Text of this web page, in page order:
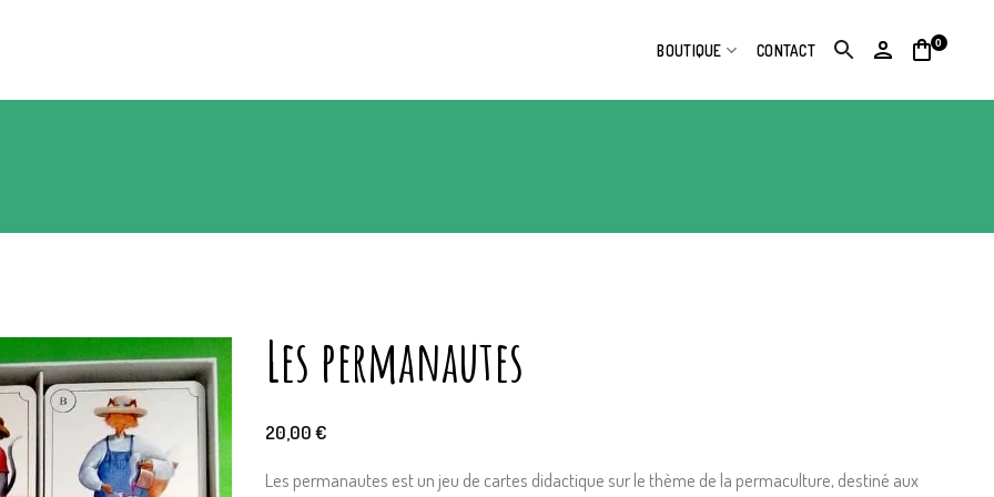
BOUTIQUE CONTACT 0
Les permanautes
20,00€
Les permanautes est un jeu de cartes didactique sur le thème de la permaculture, destiné aux